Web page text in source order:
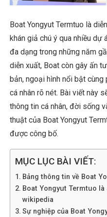
Boat Yongyut Termtuo là
khán giả chú ý qua nhiều dự
đa dạng trong những năm
diễn xuất, Boat còn gây ấn
bản, ngoại hình nổi bật
cá nhân rõ nét. Bài viết này
thông tin cá nhân, đời sống
thuật của Boat Yongyut
được công bố.
MỤC LỤC BÀI VIẾT:
Bảng thông tin về Boat
Boat Yongyut Termtuo
wikipedia
Sự nghiệp của Boat